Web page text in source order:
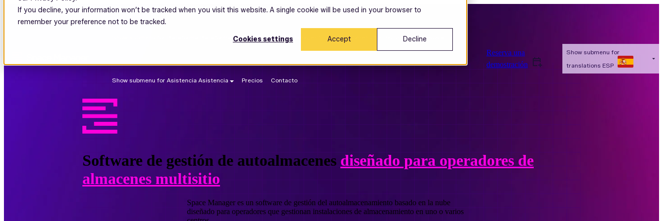
If you decline, your information won’t be tracked when you visit this website. A single cookie will be used in your browser to
remember your preference not to be tracked.
Cookies settings Accept Decline
¿Por qué Space Manager? Show submenu for Recursos Recursos
Show submenu for Asistencia Asistencia Precios Contacto
Reserva una
demostración
Show submenu for
translations ESP
Software de gestión de autoalmacenes diseñado para operadores de
almacenes multisitio
Space Manager es un software de gestión del autoalmacenamiento basado en la nube
diseñado para operadores que gestionan instalaciones de almacenamiento en uno o varios